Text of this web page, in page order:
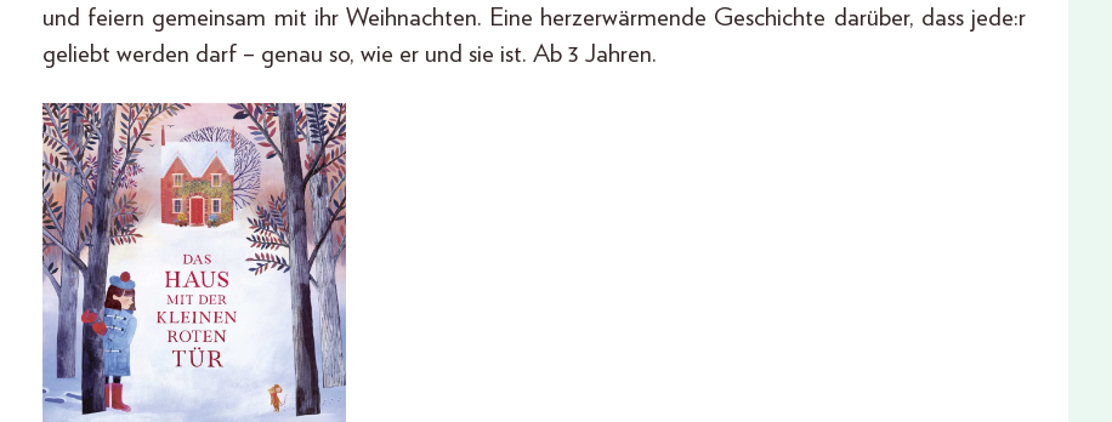
und feiern gemeinsam mit ihr Weihnachten. Eine herzerwärmende Geschichte darüber, dass jede:r
geliebt werden darf – genau so, wie er und sie ist. Ab 3 Jahren.